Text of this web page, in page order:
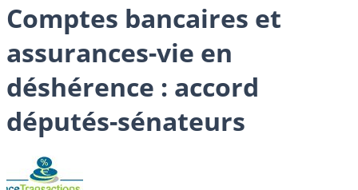
Comptes bancaires et
assurances-vie en
déshérence : accord
députés-sénateurs